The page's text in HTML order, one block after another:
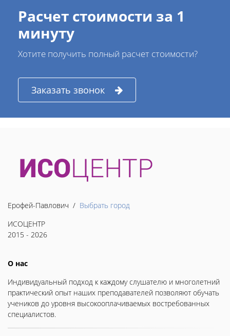
Расчет стоимости за 1
минуту
Хотите получить полный расчет стоимости?
Заказать звонок
Ерофей-Павлович / Выбрать город
ИСОЦЕНТР
2015 - 2026
О нас
Индивидуальный подход к каждому слушателю и многолетний
практический опыт наших преподавателей позволяют обучать
учеников до уровня высокооплачиваемых востребованных
специалистов.